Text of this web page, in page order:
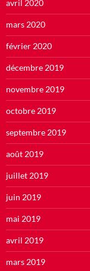
avril 2020
mars 2020
février 2020
décembre 2019
novembre 2019
octobre 2019
septembre 2019
août 2019
juillet 2019
juin 2019
mai 2019
avril 2019
mars 2019